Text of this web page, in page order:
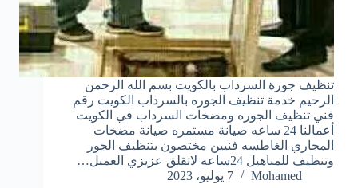
تنظيف جورة السرداب بالكويت بسم الله الرحمن
الرحيم خدمة تنظيف الجوره بالسرداب الكويت رقم
فني تنظيف الجوره ومضخات السرداب في الكويت
أعمالنا 24 ساعه صيانة مستمره صيانة مضخات
المجاري الغاطسه فنيين مختصون بتنظيف الجور
وتنظيف للمناهيل 24ساعه لاتقلق عزيزي العميل…
Mohamed
7 يوليو، 2023